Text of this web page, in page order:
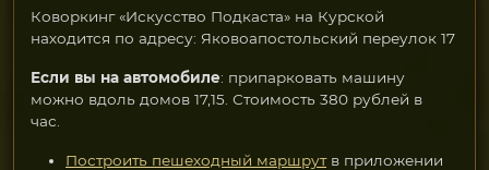
Коворкинг «Искусство Подкаста» на Курской
находится по адресу: Яковоапостольский переулок 17
Если вы на автомобиле: припарковать машину
можно вдоль домов 17,15. Стоимость 380 рублей в
час.
Построить пешеходный маршрутв приложении